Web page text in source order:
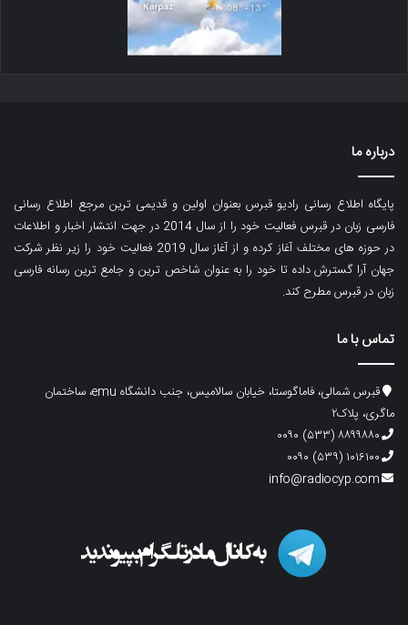
درباره ما
پایگاه اطلاع رسانی رادیو قبرس بعنوان اولین و قدیمی ترین مرجع اطلاع رسانی
فارسی زبان در قبرس فعالیت خود را از سال 2014 در جهت انتشار اخبار و اطلاعات
در حوزه های مختلف آغاز کرده و از آغاز سال 2019 فعالیت خود را زیر نظر شرکت
جهان آرا گسترش داده تا خود را به عنوان شاخص ترین و جامع ترین رسانه فارسی
زبان در قبرس مطرح کند.
تماس با ما
قبرس شمالی، فاماگوستا، خیابان سالامیس، جنب دانشگاه emu، ساختمان
ماگری، پلاک۲
۸۸۹۹۸۸۰ (۵۳۳) ۰۰۹۰
۱۰۱۶۱۰۰ (۵۳۹) ۰۰۹۰
info@radiocyp.com